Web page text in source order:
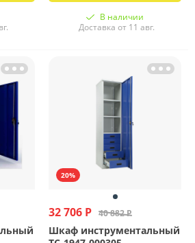
В наличии
Доставка от 11 авг.
20%
32 706 Р 40 882 Р
Шкаф инструментальный